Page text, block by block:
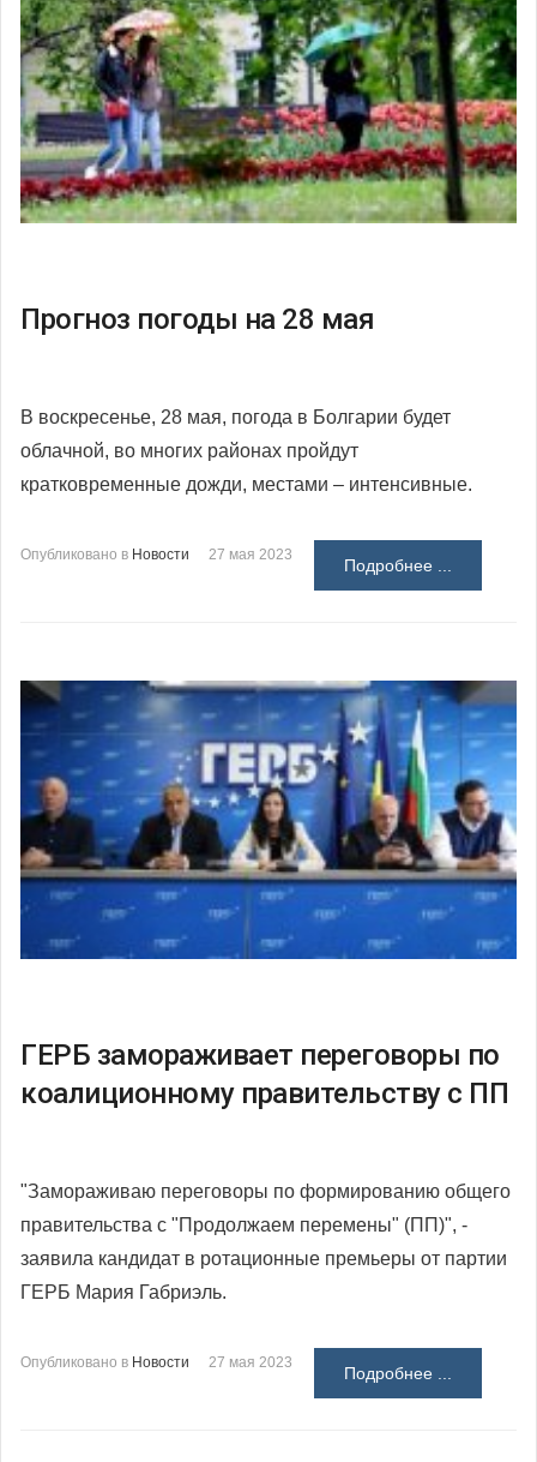
Прогноз погоды на 28 мая
В воскресенье, 28 мая, погода в Болгарии будет
облачной, во многих районах пройдут
кратковременные дожди, местами – интенсивные.
Опубликовано в Новости 27 мая 2023
Подробнее ...
ГЕРБ замораживает переговоры по
коалиционному правительству с ПП
"Замораживаю переговоры по формированию общего
правительства с "Продолжаем перемены" (ПП)", -
заявила кандидат в ротационные премьеры от партии
ГЕРБ Мария Габриэль.
Опубликовано в Новости 27 мая 2023
Подробнее ...